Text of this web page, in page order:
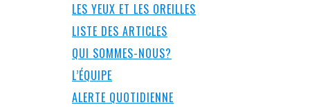
LES YEUX ET LES OREILLES
LISTE DES ARTICLES
QUI SOMMES-NOUS?
L’ÉQUIPE
ALERTE QUOTIDIENNE